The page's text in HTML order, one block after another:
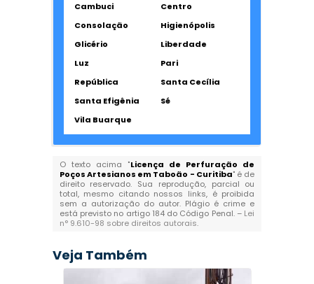
Cambuci
Centro
Consolação
Higienópolis
Glicério
Liberdade
Luz
Pari
República
Santa Cecília
Santa Efigênia
Sé
Vila Buarque
O texto acima "Licença de Perfuração de
Poços Artesianos em Taboão - Curitiba" é de
direito reservado. Sua reprodução, parcial ou
total, mesmo citando nossos links, é proibida
sem a autorização do autor. Plágio é crime e
está previsto no artigo 184 do Código Penal. – Lei
n° 9.610-98 sobre direitos autorais.
Veja Também